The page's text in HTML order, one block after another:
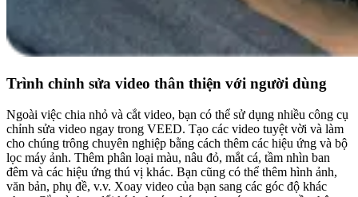
Trình chỉnh sửa video thân thiện với người dùng
Ngoài việc chia nhỏ và cắt video, bạn có thể sử dụng nhiều công cụ
chỉnh sửa video ngay trong VEED. Tạo các video tuyệt vời và làm
cho chúng trông chuyên nghiệp bằng cách thêm các hiệu ứng và bộ
lọc máy ảnh. Thêm phân loại màu, nâu đỏ, mắt cá, tầm nhìn ban
đêm và các hiệu ứng thú vị khác. Bạn cũng có thể thêm hình ảnh,
văn bản, phụ đề, v.v. Xoay video của bạn sang các góc độ khác